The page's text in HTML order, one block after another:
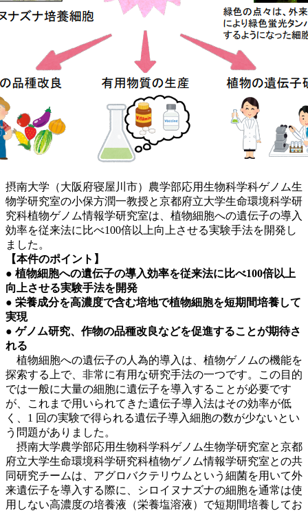
摂南大学（大阪府寝屋川市）農学部応用生物科学科ゲノム生
物学研究室の小保方潤一教授と京都府立大学生命環境科学研
究科植物ゲノム情報学研究室は、植物細胞への遺伝子の導入
効率を従来法に比べ100倍以上向上させる実験手法を開発し
ました。
【本件のポイント】
● 植物細胞への遺伝子の導入効率を従来法に比べ100倍以上
向上させる実験手法を開発
● 栄養成分を高濃度で含む培地で植物細胞を短期間培養して
実現
● ゲノム研究、作物の品種改良などを促進することが期待さ
れる
植物細胞への遺伝子の人為的導入は、植物ゲノムの機能を
探索する上で、非常に有用な研究手法の一つです。この目的
では一般に大量の細胞に遺伝子を導入することが必要です
が、これまで用いられてきた遺伝子導入法はその効率が低
く、1 回の実験で得られる遺伝子導入細胞の数が少ないとい
う問題がありました。
摂南大学農学部応用生物科学科ゲノム生物学研究室と京都
府立大学生命環境科学研究科植物ゲノム情報学研究室との共
同研究チームは、アグロバクテリウムという細菌を用いて外
来遺伝子を導入する際に、シロイヌナズナの細胞を通常は使
用しない高濃度の培養液（栄養塩溶液）で短期間培養してお